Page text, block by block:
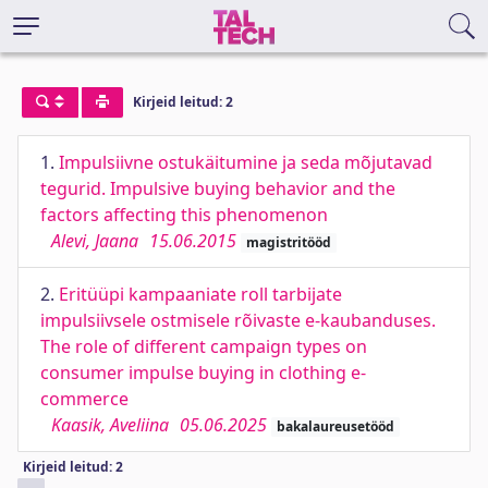
Kirjeid leitud: 2
1. Impulsiivne ostukäitumine ja seda mõjutavad
tegurid. Impulsive buying behavior and the
factors affecting this phenomenon
Alevi, Jaana 15.06.2015 magistritööd
2. Eritüüpi kampaaniate roll tarbijate
impulsiivsele ostmisele rõivaste e-kaubanduses.
The role of different campaign types on
consumer impulse buying in clothing e-
commerce
Kaasik, Aveliina 05.06.2025 bakalaureusetööd
Kirjeid leitud: 2